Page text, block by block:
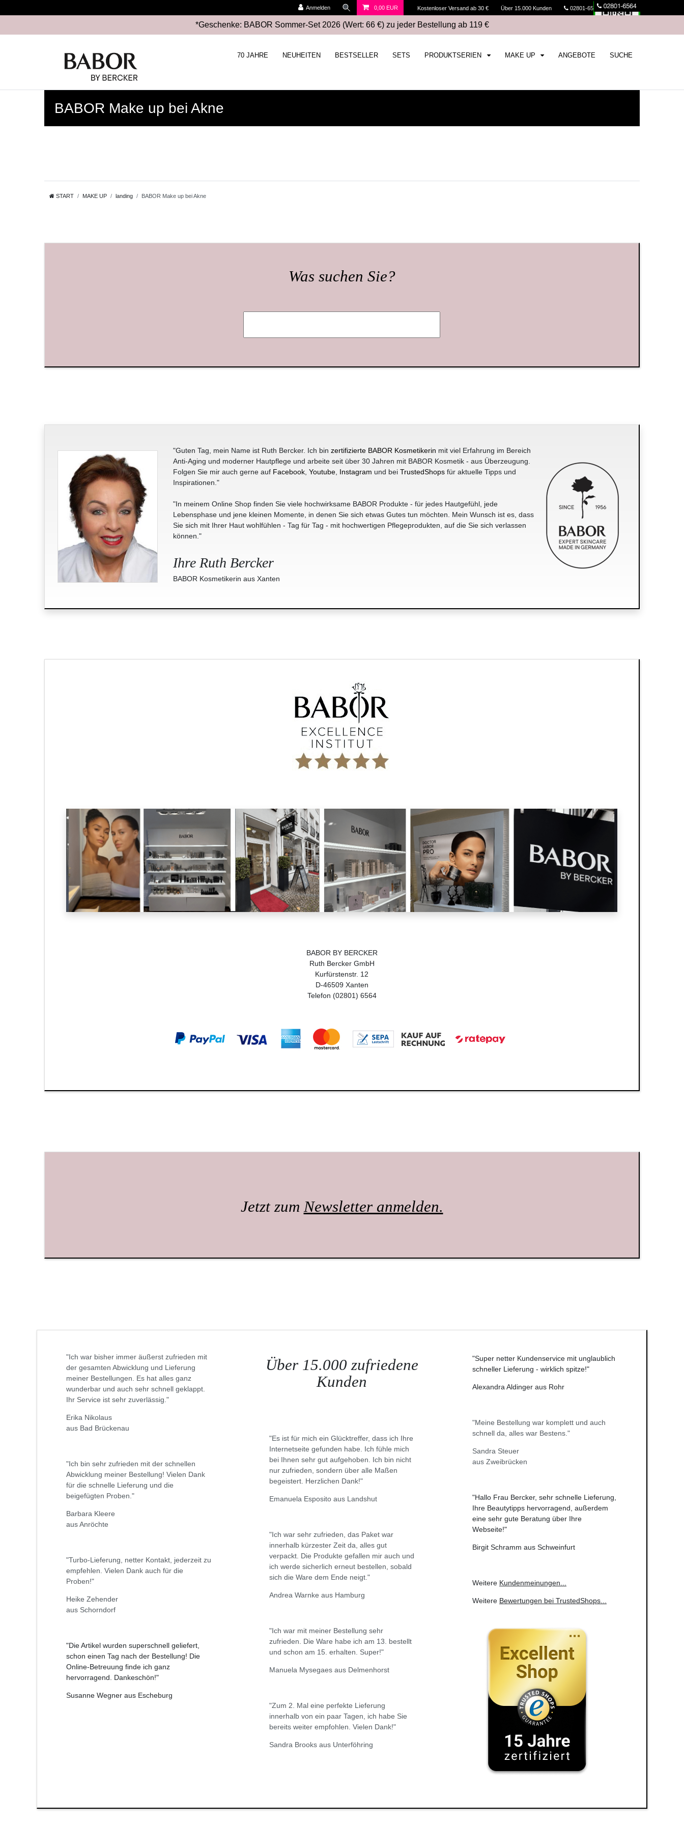
Kostenloser Versand ab 30 € Über 15.000 Kunden 02801-6564 Kasse
Anmelden 0,00 EUR
*Geschenke: BABOR Sommer-Set 2026 (Wert: 66 €) zu jeder Bestellung ab 119 €
70 JAHRE NEUHEITEN BESTSELLER SETS PRODUKTSERIEN MAKE UP ANGEBOTE SUCHE
BABOR Make up bei Akne
START MAKE UP landing BABOR Make up bei Akne
Was suchen Sie?
"Guten Tag, mein Name ist Ruth Bercker. Ich bin zertifizierte BABOR Kosmetikerin mit viel Erfahrung im Bereich
Anti-Aging und moderner Hautpflege und arbeite seit über 30 Jahren mit BABOR Kosmetik - aus Überzeugung.
Folgen Sie mir auch gerne auf Facebook, Youtube, Instagram und bei TrustedShopsfür aktuelle Tipps und
Inspirationen."
"In meinem Online Shop finden Sie viele hochwirksame BABOR Produkte - für jedes Hautgefühl, jede
Lebensphase und jene kleinen Momente, in denen Sie sich etwas Gutes tun möchten. Mein Wunsch ist es, dass
Sie sich mit Ihrer Haut wohlfühlen - Tag für Tag - mit hochwertigen Pflegeprodukten, auf die Sie sich verlassen
können."
Ihre Ruth Bercker
BABOR Kosmetikerin aus Xanten
BABOR BY BERCKER
Ruth Bercker GmbH
Kurfürstenstr. 12
D-46509 Xanten
Telefon (02801) 6564
Jetzt zum Newsletter anmelden.
"Ich war bisher immer äußerst zufrieden mit
der gesamten Abwicklung und Lieferung
meiner Bestellungen. Es hat alles ganz
wunderbar und auch sehr schnell geklappt.
Ihr Service ist sehr zuverlässig."
Erika Nikolaus
aus Bad Brückenau
"Ich bin sehr zufrieden mit der schnellen
Abwicklung meiner Bestellung! Vielen Dank
für die schnelle Lieferung und die
beigefügten Proben."
Barbara Kleere
aus Anröchte
"Turbo-Lieferung, netter Kontakt, jederzeit zu
empfehlen. Vielen Dank auch für die
Proben!"
Heike Zehender
aus Schorndorf
"Die Artikel wurden superschnell geliefert,
schon einen Tag nach der Bestellung! Die
Online-Betreuung finde ich ganz
hervorragend. Dankeschön!"
Susanne Wegner aus Escheburg
Über 15.000 zufriedene
Kunden
"Es ist für mich ein Glücktreffer, dass ich Ihre
Internetseite gefunden habe. Ich fühle mich
bei Ihnen sehr gut aufgehoben. Ich bin nicht
nur zufrieden, sondern über alle Maßen
begeistert. Herzlichen Dank!"
Emanuela Esposito aus Landshut
"Ich war sehr zufrieden, das Paket war
innerhalb kürzester Zeit da, alles gut
verpackt. Die Produkte gefallen mir auch und
ich werde sicherlich erneut bestellen, sobald
sich die Ware dem Ende neigt."
Andrea Warnke aus Hamburg
"Ich war mit meiner Bestellung sehr
zufrieden. Die Ware habe ich am 13. bestellt
und schon am 15. erhalten. Super!"
Manuela Mysegaes aus Delmenhorst
"Zum 2. Mal eine perfekte Lieferung
innerhalb von ein paar Tagen, ich habe Sie
bereits weiter empfohlen. Vielen Dank!"
Sandra Brooks aus Unterföhring
"Super netter Kundenservice mit unglaublich
schneller Lieferung - wirklich spitze!"
Alexandra Aldinger aus Rohr
"Meine Bestellung war komplett und auch
schnell da, alles war Bestens."
Sandra Steuer
aus Zweibrücken
"Hallo Frau Bercker, sehr schnelle Lieferung,
Ihre Beautytipps hervorragend, außerdem
eine sehr gute Beratung über Ihre
Webseite!"
Birgit Schramm aus Schweinfurt
Weitere Kundenmeinungen
Weitere Bewertungen bei TrustedShops